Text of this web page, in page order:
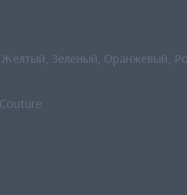
Желтый, Зеленый, Оранжевый,